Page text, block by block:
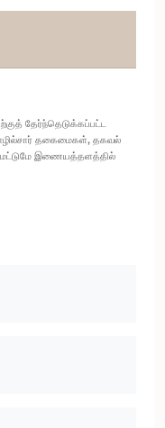
தேர்ந்தெடுக்கப்பட்ட
தகைமைகள், தகவல்
மட்டுமே இணையத்தளத்தில்